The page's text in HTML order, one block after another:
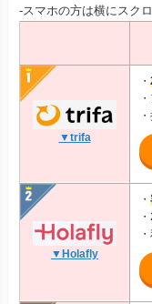
-スマホの方は横にスク
▼trifa
・
▼Holafly
・